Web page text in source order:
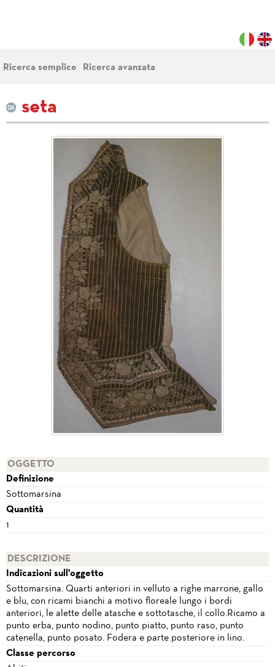
Ricerca semplice Ricerca avanzata
seta
OGGETTO
Definizione
Sottomarsina
Quantità
1
DESCRIZIONE
Indicazioni sull'oggetto
Sottomarsina. Quarti anteriori in velluto a righe marrone, gallo
e blu, con ricami bianchi a motivo floreale lungo i bordi
anteriori, le alette delle atasche e sottotasche, il collo.Ricamo a
punto erba, punto nodino, punto piatto, punto raso, punto
catenella, punto posato. Fodera e parte posteriore in lino.
Classe percorso